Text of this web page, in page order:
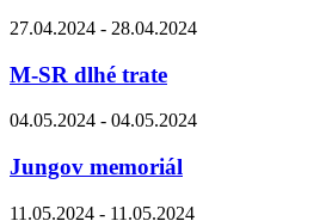
27.04.2024 - 28.04.2024
M-SR dlhé trate
04.05.2024 - 04.05.2024
Jungov memoriál
11.05.2024 - 11.05.2024